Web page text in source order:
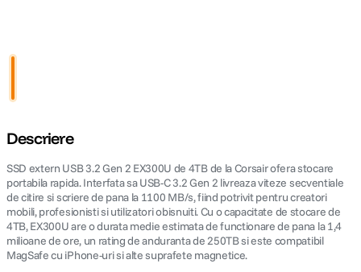
5. lavaliera
6. canon sx740 hs
7. card memorie
Descriere
SSD extern USB 3.2 Gen 2 EX300U de 4TB de la Corsair ofera stocare
portabila rapida. Interfata sa USB-C 3.2 Gen 2 livreaza viteze secventiale
de citire si scriere de pana la 1100 MB/s, fiind potrivit pentru creatori
mobili, profesionisti si utilizatori obisnuiti. Cu o capacitate de stocare de
4TB, EX300U are o durata medie estimata de functionare de pana la 1,4
milioane de ore, un rating de anduranta de 250TB si este compatibil
MagSafe cu iPhone-uri si alte suprafete magnetice.